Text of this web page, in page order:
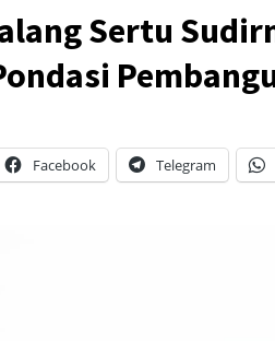
Sertu
Facebook Telegram